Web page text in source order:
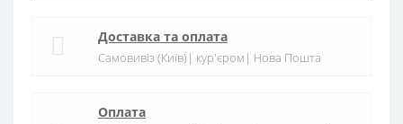
Доставка та оплата
Самовивіз (Київ)| кур'єром| Нова Пошта
Оплата